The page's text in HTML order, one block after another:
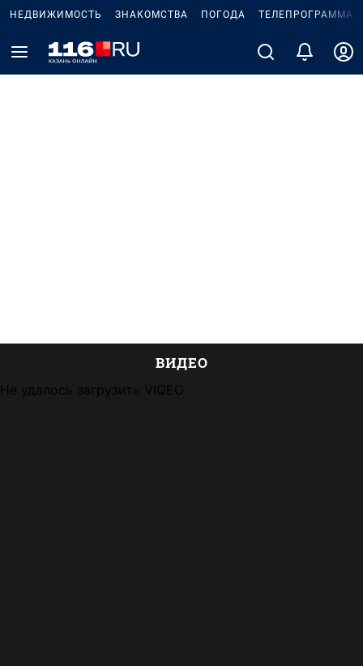
НЕДВИЖИМОСТЬ ЗНАКОМСТВА ПОГОДА ТЕЛЕПРОГРАММА
ВИДЕО
Не удалось загрузить VIQEO